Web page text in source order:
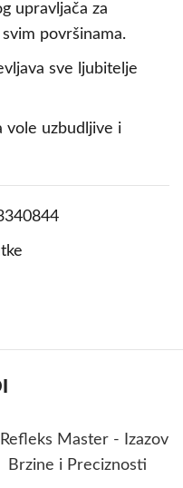
upravljača za
površinama.
sve ljubitelje
vole uzbudljive i